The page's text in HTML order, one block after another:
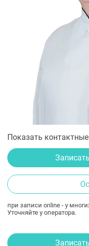
Показать
при записи online - у
Уточняйте у оператора.